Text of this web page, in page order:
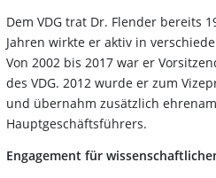
Dem VDG trat Dr. Flender bereits
Jahren wirkte er aktiv in
Von 2002 bis 2017 war er
des VDG. 2012 wurde er zum
und übernahm zusätzlich
Hauptgeschäftsführers.
Engagement für